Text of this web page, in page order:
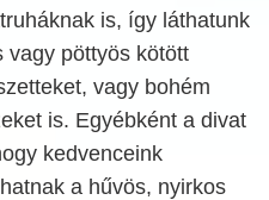
is, így láthatunk
vagy pöttyös kötött
vagy bohém
is. Egyébként a divat
kedvenceink
a hűvös, nyirkos